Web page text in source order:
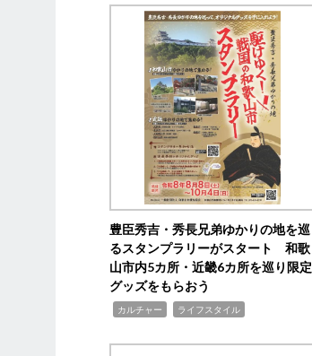
豊臣秀吉・秀長兄弟ゆかりの地を巡
るスタンプラリーがスタート 和歌
山市内5カ所・近畿6カ所を巡り限定
グッズをもらおう
カルチャー ライフスタイル